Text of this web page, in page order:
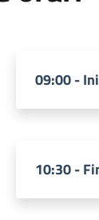
09:00 -
10:30 -